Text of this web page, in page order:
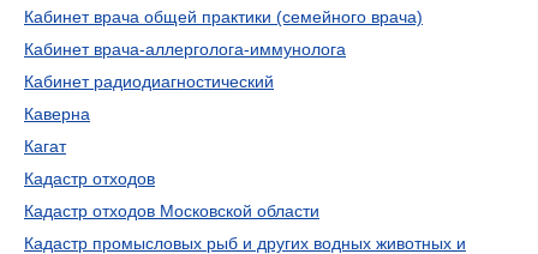
Кабинет врача общей практики (семейного врача)
Кабинет врача-аллерголога-иммунолога
Кабинет радиодиагностический
Каверна
Кагат
Кадастр отходов
Кадастр отходов Московской области
Кадастр промысловых рыб и других водных животных и